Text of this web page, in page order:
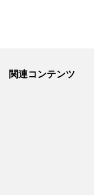
関連コンテンツ